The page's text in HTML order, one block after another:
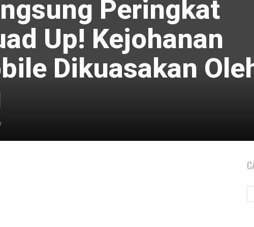
Peringkat
Up! Kejohanan
Dikuasakan